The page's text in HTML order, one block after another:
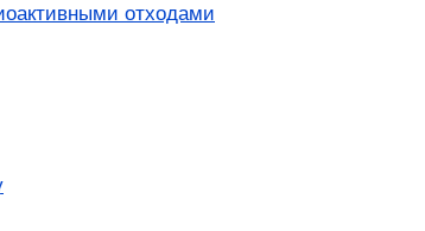
отходами